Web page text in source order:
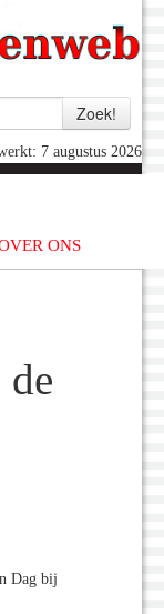
7 augustus 2026
ONS
Dag bij